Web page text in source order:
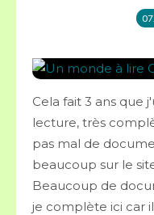
Cela fait 3 ans que
lecture, très
pas mal de
beaucoup sur le
Beaucoup de
je complète ici car